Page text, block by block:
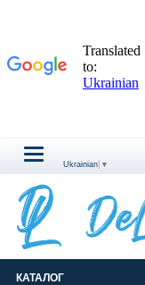
Ukrainian ▼
КАТАЛОГ